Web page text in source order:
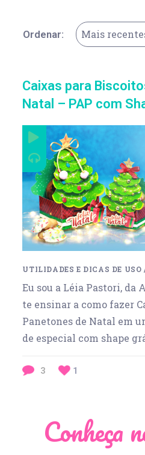
Ordenar: Mais
Caixas para
Natal – PAP com
UTILIDADES E DICAS DE USO
Eu sou a Léia Pastori, da
te ensinar a como fazer
Panetones de Natal em
de especial com shape
3 1
Conheça